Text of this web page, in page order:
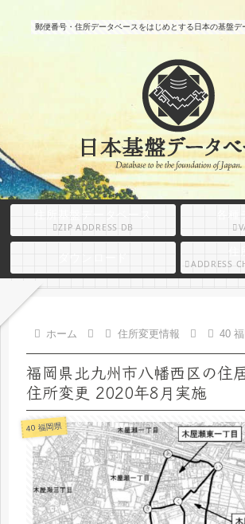
郵便番号・住所データベースをはじめとする日本の基盤デ
住所基盤データベース
ZIP ADDRESS DB
ADDRESS
ホーム 住所変更情報 40
福岡県北九州市八幡西区の住
住所変更 2020年8月実施
40 福岡県